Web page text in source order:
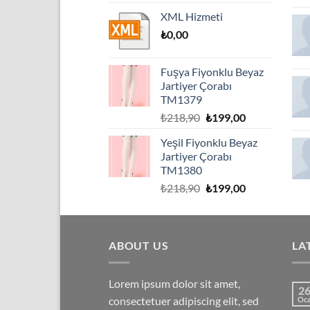
₺504,90.
XML Hizmeti
₺0,00
Fuşya Fiyonklu Beyaz
Jartiyer Çorabı
TM1379
₺218,90 Orijinal
₺218,90.
₺199,00Şu
fiyat:
Yeşil Fiyonklu Beyaz
Jartiyer Çorabı
TM1380
₺218,90 Orijinal
₺218,90.
₺199,00Şu
fiyat:
ABOUT US
Lorem ipsum dolor sit amet,
consectetuer adipiscing elit, sed
26
Oca